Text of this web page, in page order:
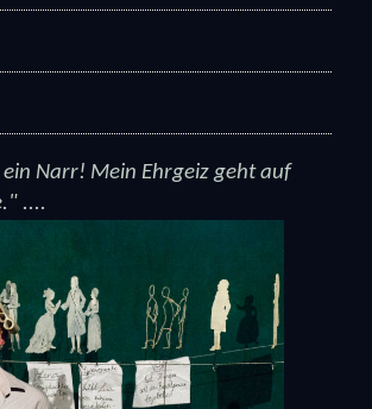
Narr! Mein Ehrgeiz geht auf
....